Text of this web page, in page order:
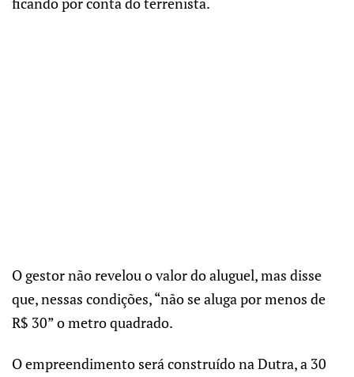
O gestor não revelou o valor do aluguel, mas disse
que, nessas condições, “não se aluga por menos de
R$ 30” o metro quadrado.
O empreendimento será construído na Dutra, a 30